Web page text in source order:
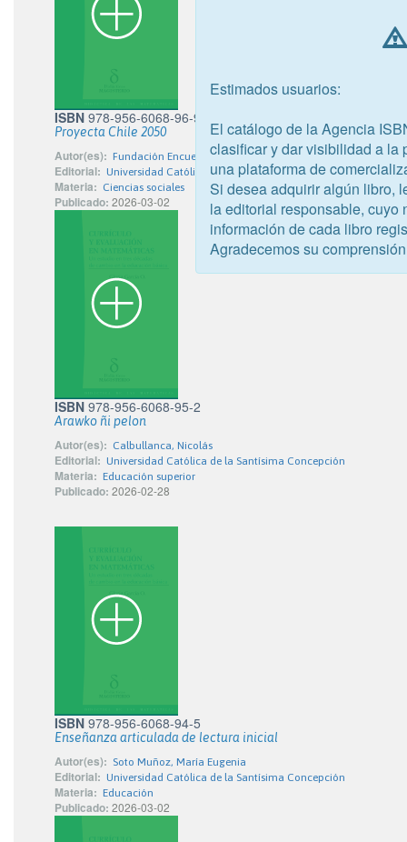
ISBN 978-956-6068-96-9
Proyecta Chile 2050
Autor(es): Fundación Encuentros del Futuro
Editorial: Universidad Católica de la Santísima Concepción
Materia: Ciencias sociales
Publicado: 2026-03-02
ISBN 978-956-6068-95-2
Arawko ñi pelon
Autor(es): Calbullanca, Nicolás
Editorial: Universidad Católica de la Santísima Concepción
Materia: Educación superior
Publicado: 2026-02-28
ISBN 978-956-6068-94-5
Enseñanza articulada de lectura inicial
Autor(es): Soto Muñoz, María Eugenia
Editorial: Universidad Católica de la Santísima Concepción
Materia: Educación
Publicado: 2026-03-02
Estimados usuarios:
El catálogo de la Agencia
clasificar y dar visibilidad a la
una plataforma de
Si desea adquirir algún libro,
la editorial responsable, cuyo
información de cada libro
Agradecemos su